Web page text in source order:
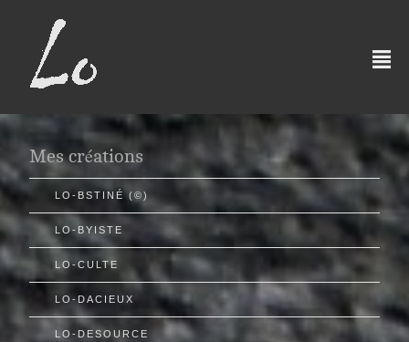
²
Mes créations
LO-BSTINÉ (©)
LO-BYISTE
LO-CULTE
LO-DACIEUX
LO-DESOURCE